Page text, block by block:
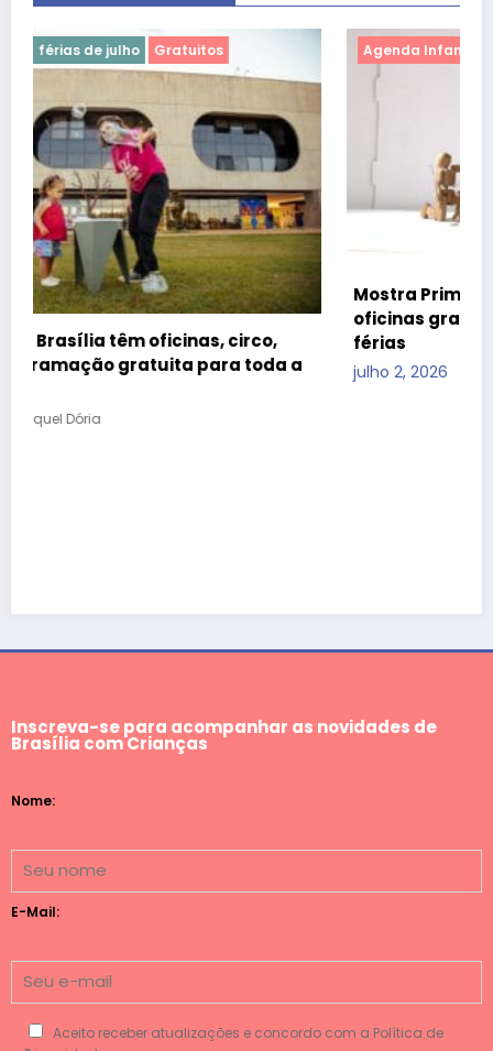
Agenda Infantil férias de julho Gratuitos
Mostra Primeira Infância leva teatro, cinema e
oficinas gratuitas ao CCBB Brasília durante as
férias
julho 2, 2026 Raquel Dória
Inscreva-se para acompanhar as novidades de
Brasília com Crianças
Nome:
E-Mail:
Aceito receber atualizações e concordo com a Política de